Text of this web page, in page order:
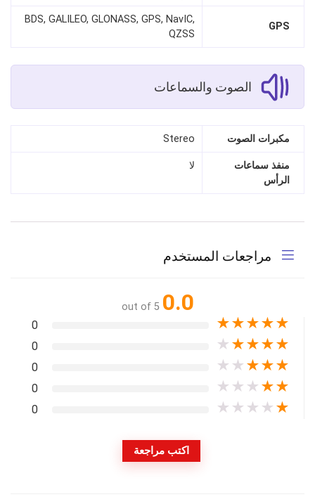
GPS
BDS, GALILEO, GLONASS, GPS, NavIC,
QZSS
الصوت والسماعات
مكبرات الصوت Stereo
منفذ سماعات
الرأس
لا
مراجعات المستخدم
0.0
out of 5
★
★
★
★
★
0
★
★
★
★
★
0
★
★
★
★
★
0
★
★
★
★
★
0
★
★
★
★
★
0
اكتب مراجعة